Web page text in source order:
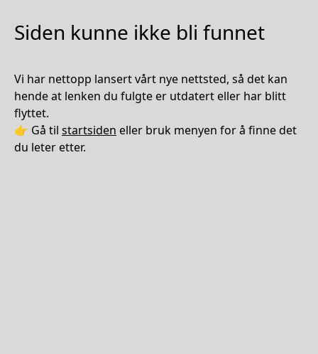
Siden kunne ikke bli funnet
Vi har nettopp lansert vårt nye nettsted, så det kan
hende at lenken du fulgte er utdatert eller har blitt
flyttet.
👉 Gå til startsiden eller bruk menyen for å finne det
du leter etter.